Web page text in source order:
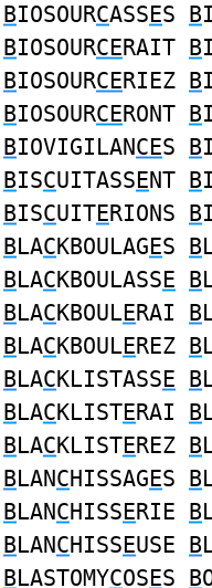
BIOSOURCASSES B
BIOSOURCERAIT B
BIOSOURCERIEZ B
BIOSOURCERONT B
BIOVIGILANCES B
BISCUITASSENT B
BISCUITERIONS B
BLACKBOULAGES B
BLACKBOULASSE B
BLACKBOULERAI B
BLACKBOULEREZ B
BLACKLISTASSE B
BLACKLISTERAI B
BLACKLISTEREZ B
BLANCHISSAGES B
BLANCHISSERIE B
BLANCHISSEUSE B
BLASTOMYCOSES B